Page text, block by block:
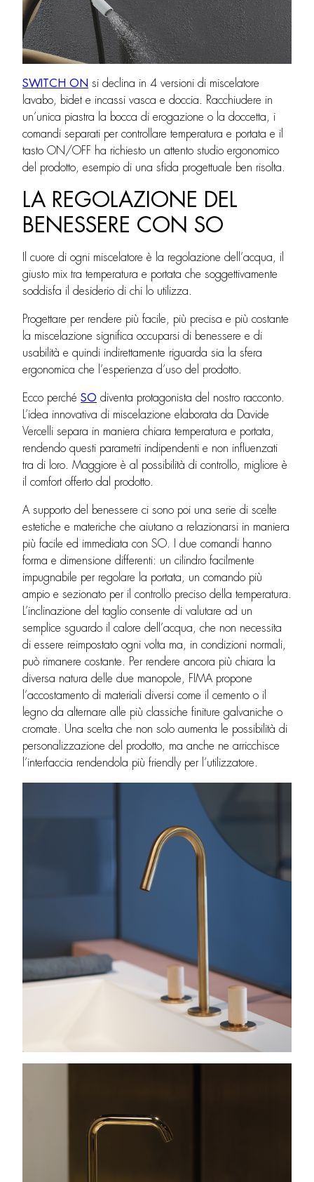
SWITCH ON si declina in 4 versioni di miscelatore
lavabo, bidet e incassi vasca e doccia. Racchiudere in
un’unica piastra la bocca di erogazione o la doccetta, i
comandi separati per controllare temperatura e portata e il
tasto ON/OFF ha richiesto un attento studio ergonomico
del prodotto, esempio di una sfida progettuale ben risolta.
LA REGOLAZIONE DEL
BENESSERE CON SO
Il cuore di ogni miscelatore è la regolazione dell’acqua, il
giusto mix tra temperatura e portata che soggettivamente
soddisfa il desiderio di chi lo utilizza.
Progettare per rendere più facile, più precisa e più costante
la miscelazione significa occuparsi di benessere e di
usabilità e quindi indirettamente riguarda sia la sfera
ergonomica che l’esperienza d’uso del prodotto.
Ecco perché SO diventa protagonista del nostro racconto.
L’idea innovativa di miscelazione elaborata da Davide
Vercelli separa in maniera chiara temperatura e portata,
rendendo questi parametri indipendenti e non influenzati
tra di loro. Maggiore è al possibilità di controllo, migliore è
il comfort offerto dal prodotto.
A supporto del benessere ci sono poi una serie di scelte
estetiche e materiche che aiutano a relazionarsi in maniera
più facile ed immediata con SO. I due comandi hanno
forma e dimensione differenti: un cilindro facilmente
impugnabile per regolare la portata, un comando più
ampio e sezionato per il controllo preciso della temperatura.
L’inclinazione del taglio consente di valutare ad un
semplice sguardo il calore dell’acqua, che non necessita
di essere reimpostato ogni volta ma, in condizioni normali,
può rimanere costante. Per rendere ancora più chiara la
diversa natura delle due manopole, FIMA propone
l’accostamento di materiali diversi come il cemento o il
legno da alternare alle più classiche finiture galvaniche o
cromate. Una scelta che non solo aumenta le possibilità di
personalizzazione del prodotto, ma anche ne arricchisce
l’interfaccia rendendola più friendly per l’utilizzatore.